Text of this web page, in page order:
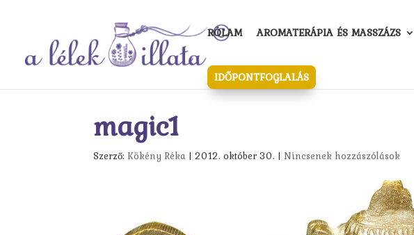
RÓLAM AROMATERÁPIA ÉS MASSZÁZS
IDŐPONTFOGLALÁS
magic1
Szerző:Kökény Réka |2012. október 30. | Nincsenek hozzászólások